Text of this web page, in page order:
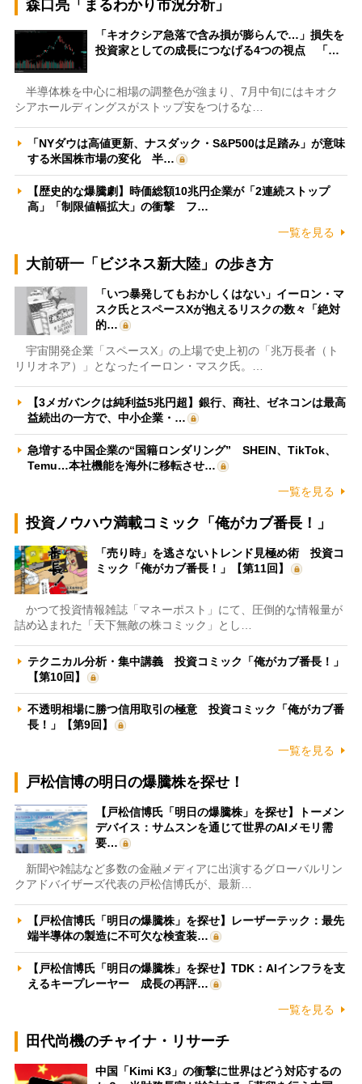
森口亮「まるわかり市況分析」
「キオクシア急落で含み損が膨らんで…」損失を
投資家としての成長につなげる4つの視点 「…
半導体株を中心に相場の調整色が強まり、7月中旬にはキオク
シアホールディングスがストップ安をつけるな…
「NYダウは高値更新、ナスダック・S&P500は足踏み」が意味
する米国株市場の変化 半…
【歴史的な爆騰劇】時価総額10兆円企業が「2連続ストップ
高」「制限値幅拡大」の衝撃 フ…
一覧を見る
大前研一「ビジネス新大陸」の歩き方
「いつ暴発してもおかしくはない」イーロン・マ
スク氏とスペースXが抱えるリスクの数々「絶対
的…
宇宙開発企業「スペースX」の上場で史上初の「兆万長者（ト
リリオネア）」となったイーロン・マスク氏。…
【3メガバンクは純利益5兆円超】銀行、商社、ゼネコンは最高
益続出の一方で、中小企業・…
急増する中国企業の“国籍ロンダリング” SHEIN、TikTok、
Temu…本社機能を海外に移転させ…
一覧を見る
投資ノウハウ満載コミック「俺がカブ番長！」
「売り時」を逃さないトレンド見極め術 投資コ
ミック「俺がカブ番長！」【第11回】
かつて投資情報雑誌「マネーポスト」にて、圧倒的な情報量が
詰め込まれた「天下無敵の株コミック」とし…
テクニカル分析・集中講義 投資コミック「俺がカブ番長！」
【第10回】
不透明相場に勝つ信用取引の極意 投資コミック「俺がカブ番
長！」【第9回】
一覧を見る
戸松信博の明日の爆騰株を探せ！
【戸松信博氏「明日の爆騰株」を探せ】トーメン
デバイス：サムスンを通じて世界のAIメモリ需
要…
新聞や雑誌など多数の金融メディアに出演するグローバルリン
クアドバイザーズ代表の戸松信博氏が、最新…
【戸松信博氏「明日の爆騰株」を探せ】レーザーテック：最先
端半導体の製造に不可欠な検査装…
【戸松信博氏「明日の爆騰株」を探せ】TDK：AIインフラを支
えるキープレーヤー 成長の再評…
一覧を見る
田代尚機のチャイナ・リサーチ
中国「Kimi K3」の衝撃に世界はどう対応するの